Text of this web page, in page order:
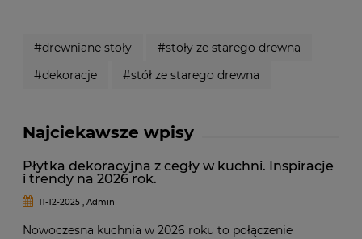
#drewniane stoły
#stoły ze starego drewna
#dekoracje
#stół ze starego drewna
Najciekawsze wpisy
Płytka dekoracyjna z cegły w kuchni. Inspiracje
i trendy na 2026 rok.
11-12-2025 , Admin
Nowoczesna kuchnia w 2026 roku to połączenie